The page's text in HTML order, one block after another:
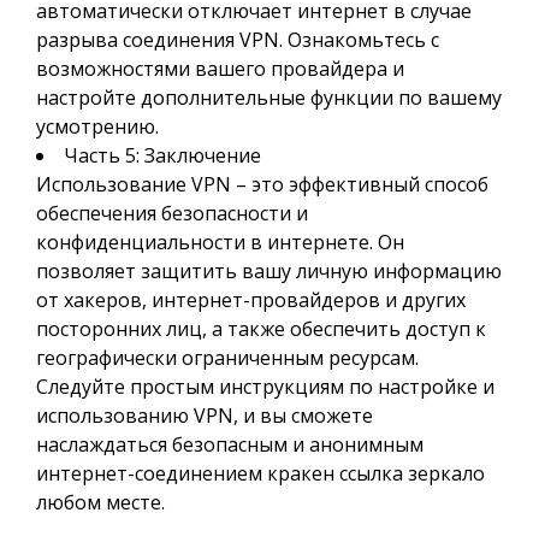
автоматически отключает интернет в случае
разрыва соединения VPN. Ознакомьтесь с
возможностями вашего провайдера и
настройте дополнительные функции по вашему
усмотрению.
Часть 5: Заключение
Использование VPN – это эффективный способ
обеспечения безопасности и
конфиденциальности в интернете. Он
позволяет защитить вашу личную информацию
от хакеров, интернет-провайдеров и других
посторонних лиц, а также обеспечить доступ к
географически ограниченным ресурсам.
Следуйте простым инструкциям по настройке и
использованию VPN, и вы сможете
наслаждаться безопасным и анонимным
интернет-соединением кракен ссылка зеркало
любом месте.